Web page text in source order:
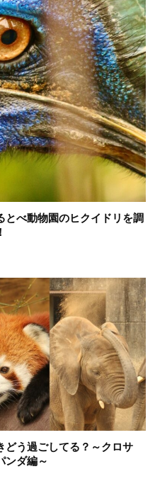
とべ動物園のヒクイドリを調
どう過ごしてる？～クロサ
ンダ編～